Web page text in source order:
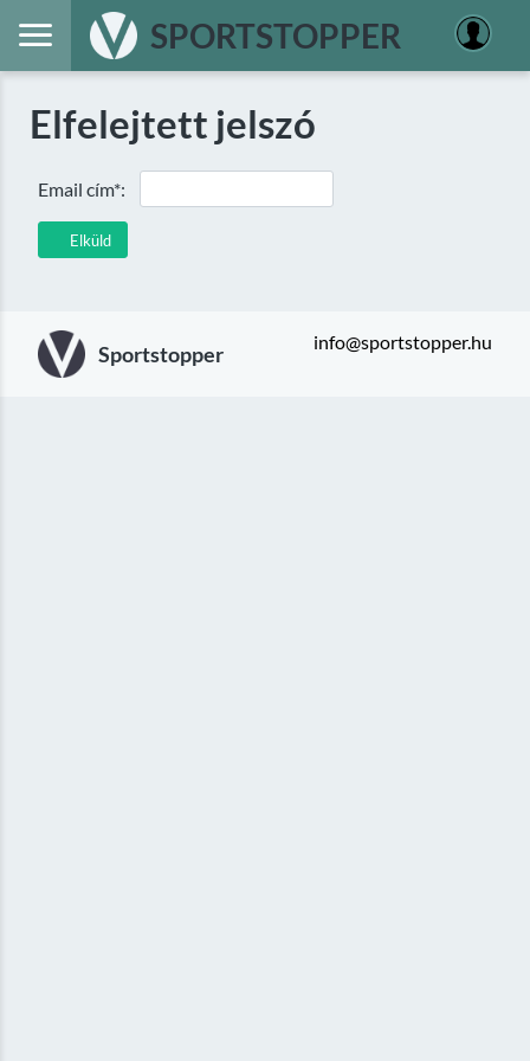
SPORTSTOPPER
Elfelejtett jelszó
Elküld
Email cím*:
Sportstopper info@sportstopper.hu